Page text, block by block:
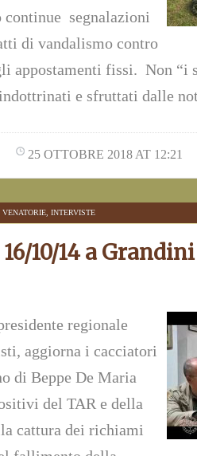
segnalazioni
di vandalismo contro
appostamenti fissi. Non “i
e sfruttati dalle
25 OTTOBRE 2018 AT 12:21
VENATORIE INTERVISTE
10/14 a
regionale
aggiorna i cacciatori
di Beppe De Maria
del TAR e della
cattura dei richiami